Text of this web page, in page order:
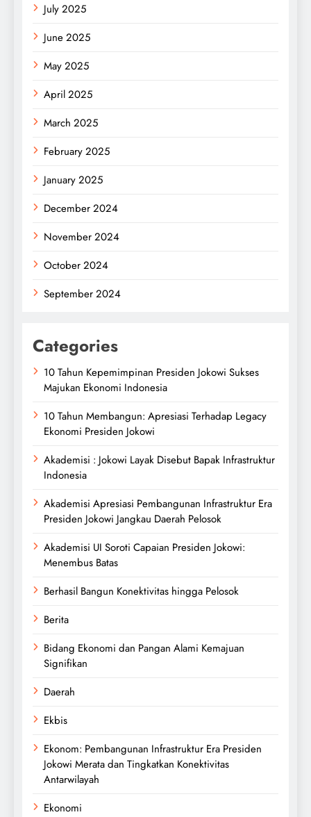
July 2025
June 2025
May 2025
April 2025
March 2025
February 2025
January 2025
December 2024
November 2024
October 2024
September 2024
Categories
10 Tahun Kepemimpinan Presiden Jokowi Sukses
Majukan Ekonomi Indonesia
10 Tahun Membangun: Apresiasi Terhadap Legacy
Ekonomi Presiden Jokowi
Akademisi : Jokowi Layak Disebut Bapak Infrastruktur
Indonesia
Akademisi Apresiasi Pembangunan Infrastruktur Era
Presiden Jokowi Jangkau Daerah Pelosok
Akademisi UI Soroti Capaian Presiden Jokowi:
Menembus Batas
Berhasil Bangun Konektivitas hingga Pelosok
Berita
Bidang Ekonomi dan Pangan Alami Kemajuan
Signifikan
Daerah
Ekbis
Ekonom: Pembangunan Infrastruktur Era Presiden
Jokowi Merata dan Tingkatkan Konektivitas
Antarwilayah
Ekonomi